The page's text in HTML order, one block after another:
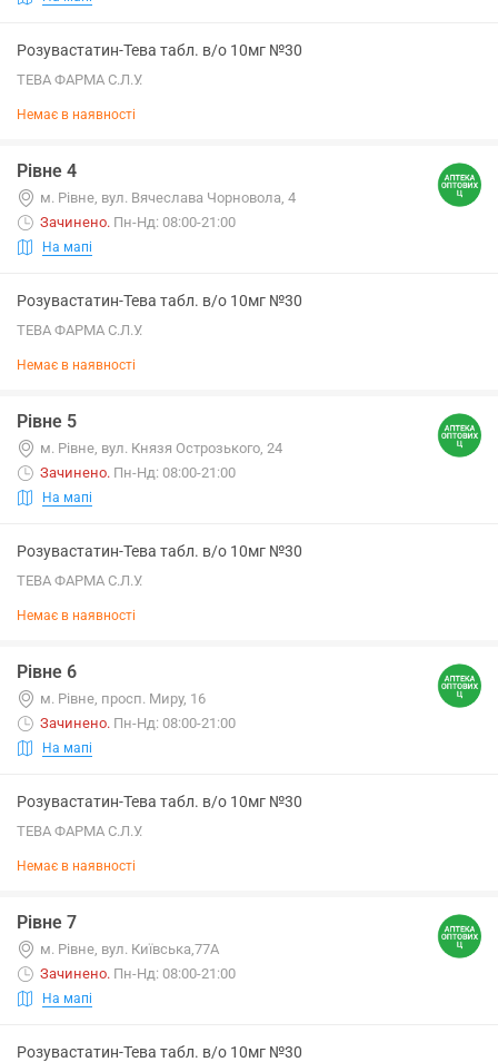
Розувастатин-Тева табл. в/о 10мг №30
ТЕВА ФАРМА С.Л.У.
Немає в наявності
Рівне 4
м. Рівне, вул. Вячеслава Чорновола, 4
Зачинено. Пн-Нд: 08:00-21:00
На мапі
Розувастатин-Тева табл. в/о 10мг №30
ТЕВА ФАРМА С.Л.У.
Немає в наявності
Рівне 5
м. Рівне, вул. Князя Острозького, 24
Зачинено. Пн-Нд: 08:00-21:00
На мапі
Розувастатин-Тева табл. в/о 10мг №30
ТЕВА ФАРМА С.Л.У.
Немає в наявності
Рівне 6
м. Рівне, просп. Миру, 16
Зачинено. Пн-Нд: 08:00-21:00
На мапі
Розувастатин-Тева табл. в/о 10мг №30
ТЕВА ФАРМА С.Л.У.
Немає в наявності
Рівне 7
м. Рівне, вул. Київська,77А
Зачинено. Пн-Нд: 08:00-21:00
На мапі
Розувастатин-Тева табл. в/о 10мг №30